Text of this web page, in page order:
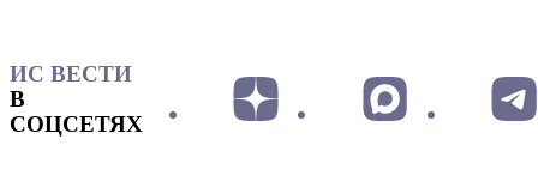
ИС ВЕСТИ
В
СОЦСЕТЯХ